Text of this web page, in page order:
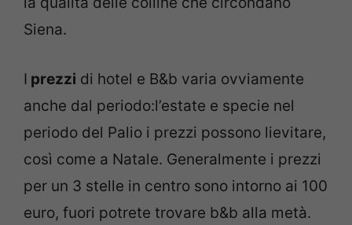
Siena.
I prezzi di hotel e B&b varia ovviamente
anche dal periodo:l’estate e specie nel
periodo del Palio i prezzi possono lievitare,
così come a Natale. Generalmente i prezzi
per un 3 stelle in centro sono intorno ai 100
euro, fuori potrete trovare b&b alla metà.